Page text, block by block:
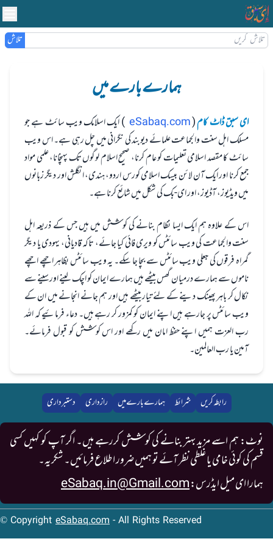
تلاش
ہمارے بارے میں
ای سبق ڈاٹ کام(
eSabaq.com ) ایک اسلامک ویب سائٹ ہے جو
مسلک اہل سنت والجماعت علمائے دیوبند کی نگرانی میں چل رہی ہے۔ اس ویب
سائٹ کا مقصد اسلامی تعلیمات کو عام کرنا، صحیح اسلام لوگوں تک پہنچانا، علمی مواد
جمع کرنا اور ایک آن لائن بیسک اسلامی کورس اردو، ہندی، انگلش اور دیگر زبانوں
میں ویڈیوز، آڈیوز، اور ای-بک کی شکل میں شائع کرنا ہے۔
اس کے علاوہ ہم ایک ایسا نظام بنانے کی کوشش میں ہیں جس کے ذریعہ اہل
سنت والجماعت کی ویب سائٹس کو ویری فائی کیا جائے، تاکہ قادیانی، یہودی یا دیگر
گمراہ فرقوں کی جعلی ویب سائٹس سے بچا جا سکے۔ یہ ویب سائٹس بظاہر اچھے اچھے
ناموں سے ہمارے درمیان گھس بیٹھے ہیں ہمارے ایمان کو اچک لینے اور سینے سے
نکال کر باہر پھینک دینے کے لئے تیار بیٹھے ہیں اور ہم جانے انجانے میں ان کے
ویب سائٹس پر جارہے ہیں اپنے ایمان کو کمزور کر رہے ہیں۔ دعاء فرمائیے کہ اللہ
رب العزت ہمیں اپنے حفظ امان میں رکھے اور اس کوشش کو قبول فرمائے۔
آمین یا رب العالمین۔
رابطہ کریں شرائط ہمارے بارے میں رازداری دستبرداری
نوٹ: ہم اسے مزید بہتر بنانے کی کوشش کررہے ہیں۔ اگر آپ کو کہیں کسی
قسم کی کوئی خامی یا غلطی نظر آئے تو ہمیں ضرور اطلاع فرمائیں۔ شکریہ۔
ہمارا ای میل ایڈرس:eSabaq.in@Gmail.com
© Copyright eSabaq.com- All Rights Reserved